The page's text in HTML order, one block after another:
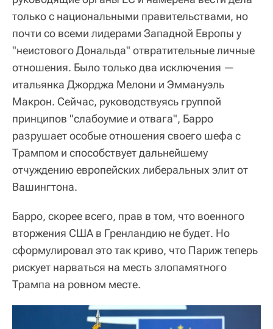
только с национальными правительствами, но
почти со всеми лидерами Западной Европы у
"неистового Дональда" отвратительные личные
отношения. Было только два исключения —
итальянка Джорджа Мелони и Эммануэль
Макрон. Сейчас, руководствуясь группой
принципов "слабоумие и отвага", Барро
разрушает особые отношения своего шефа с
Трампом и способствует дальнейшему
отчуждению европейских либеральных элит от
Вашингтона.
Барро, скорее всего, прав в том, что военного
вторжения США в Гренландию не будет. Но
сформулировал это так криво, что Париж теперь
рискует нарваться на месть злопамятного
Трампа на ровном месте.